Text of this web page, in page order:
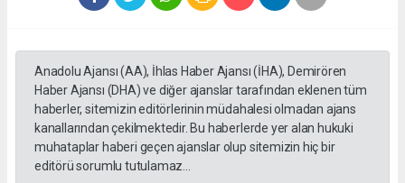
Anadolu Ajansı (AA), İhlas Haber Ajansı (İHA), Demirören
Haber Ajansı (DHA) ve diğer ajanslar tarafından eklenen tüm
haberler, sitemizin editörlerinin müdahalesi olmadan ajans
kanallarından çekilmektedir. Bu haberlerde yer alan hukuki
muhataplar haberi geçen ajanslar olup sitemizin hiç bir
editörü sorumlu tutulamaz...